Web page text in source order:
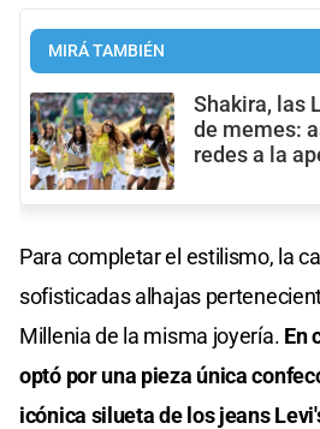
MIRÁ TAMBIÉN
Shakira, las
de memes:
redes a la
Para completar el estilismo, la
sofisticadas alhajas
Millenia de la misma joyería. En
optó por una pieza única
icónica silueta de los jeans